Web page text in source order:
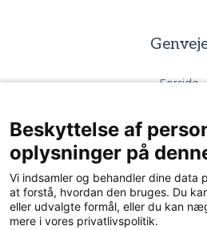
Forside
Find
Kiropraktorernes
DSK -
Send sikker
Beskyttelse af
oplysninger på
Vi indsamler og behandler dine data
at forstå, hvordan den bruges. Du
eller udvalgte formål, eller du kan
mere i vores privatlivspolitik.